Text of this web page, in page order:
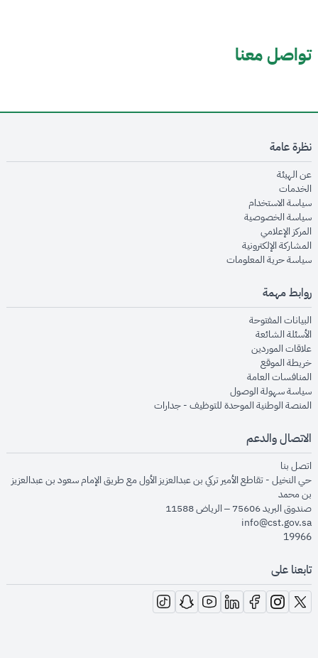
تواصل معنا
نظرة عامة
عن الهيئةopens in new window
الخدماتopens in new window
سياسة الاستخدام
سياسة الخصوصيةopens in new window
المركز الإعلاميopens in new window
المشاركة الإلكترونيةopens in new window
سياسة حرية المعلوماتopens in new window
روابط مهمة
البيانات المفتوحةopens in new window
الأسئلة الشائعةopens in new window
علاقات الموردينopens in new window
خريطة الموقعopens in new window
المنافسات العامةopens in new window
سياسة سهولة الوصولopens in new window
المنصة الوطنية الموحدة للتوظيف - جداراتopens in new window
الاتصال والدعم
اتصل بنا
حي النخيل - تقاطع الأمير تركي بن عبدالعزيز الأول مع طريق الإمام سعود بن عبدالعزيز
بن محمد
صندوق البريد 75606 – الرياض 11588
info@cst.gov.sa
19966
تابعنا على
opens in new window
opens in new window
opens in new window
opens in new window
opens in new window
opens in new window
opens in new window